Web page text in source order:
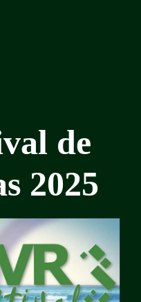
de
2025